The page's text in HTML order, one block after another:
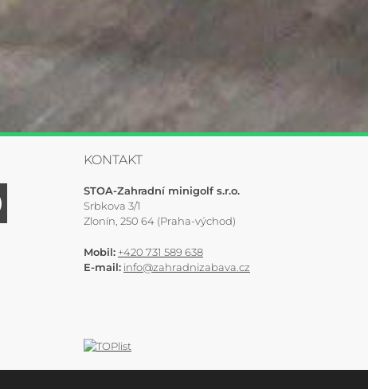
KONTAKT
STOA-Zahradní minigolf s.r.o.
Srbkova 3/1
Zlonín, 250 64 (Praha-východ)
Mobil: +420 731 589 638
E-mail: info@zahradnizabava.cz